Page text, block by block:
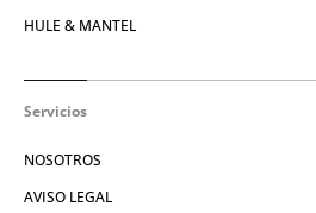
HULE & MANTEL
Servicios
NOSOTROS
AVISO LEGAL